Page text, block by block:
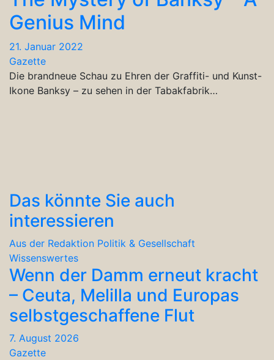
Genius Mind
21. Januar 2022
Gazette
Die brandneue Schau zu Ehren der Graffiti- und Kunst-
Ikone Banksy – zu sehen in der Tabakfabrik…
Das könnte Sie auch
interessieren
Aus der Redaktion Politik & Gesellschaft
Wissenswertes
Wenn der Damm erneut kracht
– Ceuta, Melilla und Europas
selbstgeschaffene Flut
7. August 2026
Gazette